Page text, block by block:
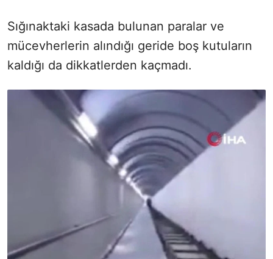
Sığınaktaki kasada bulunan paralar ve
mücevherlerin alındığı geride boş kutuların
kaldığı da dikkatlerden kaçmadı.